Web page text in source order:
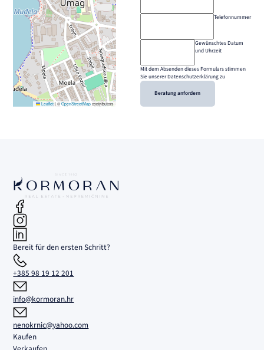
Leaflet |© OpenStreetMapcontributors
Telefonnummer
Gewünschtes Datum
und Uhrzeit
Mit dem Absenden dieses Formulars stimmen
Sie unserer Datenschutzerklärung zu
Beratung anfordern
Bereit für den ersten Schritt?
+385 98 19 12 201
info@kormoran.hr
nenokrnic@yahoo.com
Kaufen